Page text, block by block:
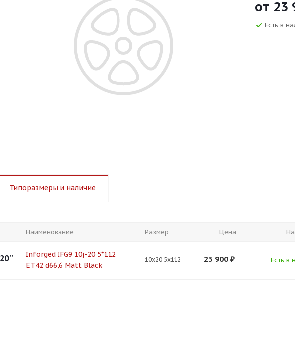
от 23
Есть в
Типоразмеры и наличие
Наименование Размер Цена
20''
Inforged IFG9 10j-20 5*112
ET42 d66,6 Matt Black
10x20 5x112 23 900 ₽ Есть в